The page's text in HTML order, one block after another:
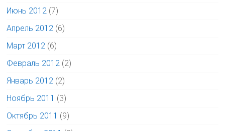
Июнь 2012 (7)
Апрель 2012 (6)
Март 2012 (6)
Февраль 2012 (2)
Январь 2012 (2)
Ноябрь 2011 (3)
Октябрь 2011 (9)